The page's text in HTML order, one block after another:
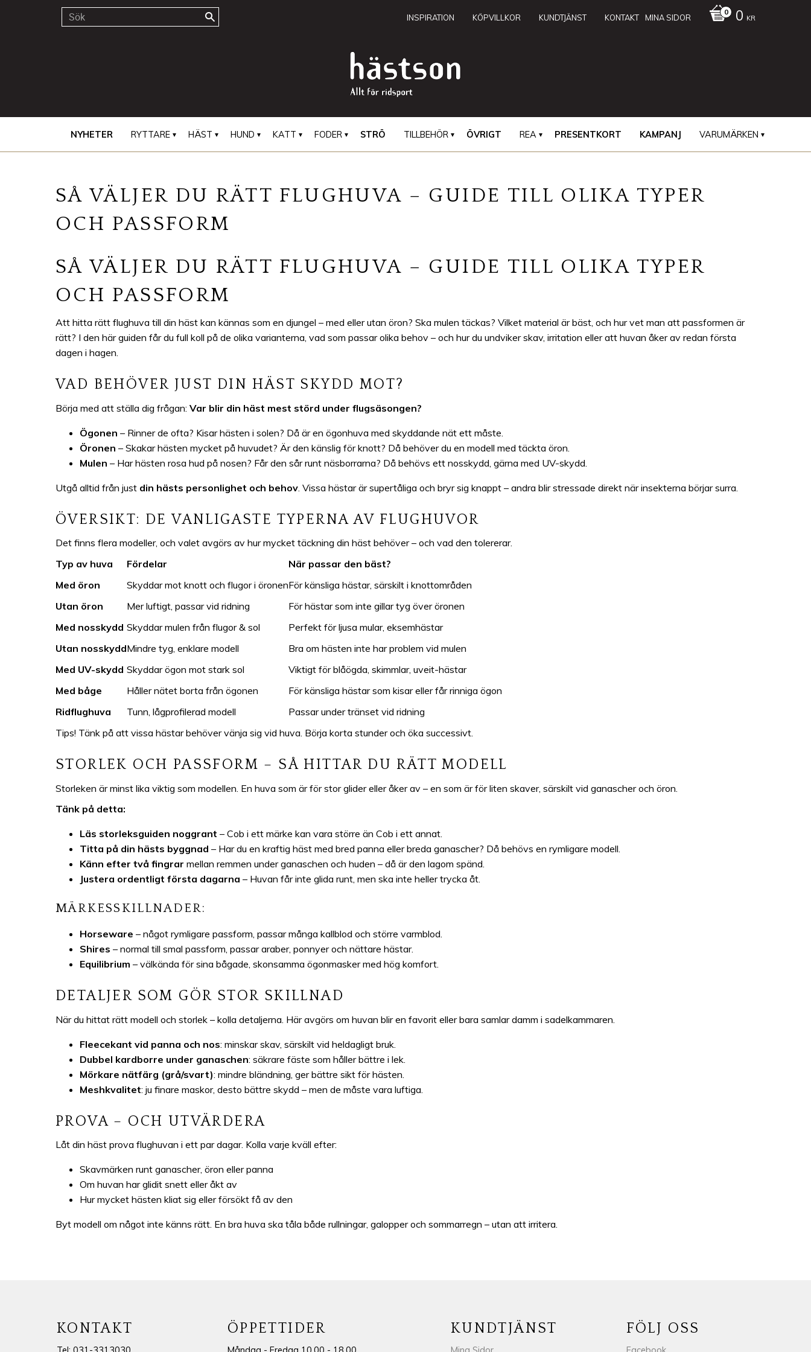
MINA SIDOR
KONTAKT
KUNDTJÄNST
KÖPVILLKOR
INSPIRATION 0 KR
NYHETER RYTTARE HÄST HUND KATT FODER STRÖ TILLBEHÖR ÖVRIGT REA PRESENTKORT KAMPANJ VARUMÄRKEN
SÅ VÄLJER DU RÄTT FLUGHUVA – GUIDE TILL OLIKA TYPER
OCH PASSFORM
SÅ VÄLJER DU RÄTT FLUGHUVA – GUIDE TILL OLIKA TYPER
OCH PASSFORM
Att hitta rätt flughuva till din häst kan kännas som en djungel – med eller utan öron? Ska mulen täckas? Vilket material är bäst, och hur vet man att passformen är
rätt? I den här guiden får du full koll på de olika varianterna, vad som passar olika behov – och hur du undviker skav, irritation eller att huvan åker av redan första
dagen i hagen.
VAD BEHÖVER JUST DIN HÄST SKYDD MOT?
Börja med att ställa dig frågan: Var blir din häst mest störd under flugsäsongen?
Ögonen – Rinner de ofta? Kisar hästen i solen? Då är en ögonhuva med skyddande nät ett måste.
Öronen – Skakar hästen mycket på huvudet? Är den känslig för knott? Då behöver du en modell med täckta öron.
Mulen – Har hästen rosa hud på nosen? Får den sår runt näsborrarna? Då behövs ett nosskydd, gärna med UV-skydd.
Utgå alltid från just din hästs personlighet och behov . Vissa hästar är supertåliga och bryr sig knappt – andra blir stressade direkt när insekterna börjar surra.
ÖVERSIKT: DE VANLIGASTE TYPERNA AV FLUGHUVOR
Det finns flera modeller, och valet avgörs av hur mycket täckning din häst behöver – och vad den tolererar.
Typ av huva
Fördelar
När passar den bäst?
Med öron
Skyddar mot knott och flugor i öronenFör känsliga hästar, särskilt i knottområden
Utan öron
Mer luftigt, passar vid ridning
För hästar som inte gillar tyg över öronen
Med nosskydd Skyddar mulen från flugor & sol
Perfekt för ljusa mular, eksemhästar
Utan nosskyddMindre tyg, enklare modell
Bra om hästen inte har problem vid mulen
Med UV-skydd Skyddar ögon mot stark sol
Viktigt för blåögda, skimmlar, uveit-hästar
Med båge
Håller nätet borta från ögonen
För känsliga hästar som kisar eller får rinniga ögon
Ridflughuva
Tunn, lågprofilerad modell
Passar under tränset vid ridning
Tips! Tänk på att vissa hästar behöver vänja sig vid huva. Börja korta stunder och öka successivt.
STORLEK OCH PASSFORM – SÅ HITTAR DU RÄTT MODELL
Storleken är minst lika viktig som modellen. En huva som är för stor glider eller åker av – en som är för liten skaver, särskilt vid ganascher och öron.
Tänk på detta:
Läs storleksguiden noggrant – Cob i ett märke kan vara större än Cob i ett annat.
Titta på din hästs byggnad – Har du en kraftig häst med bred panna eller breda ganascher? Då behövs en rymligare modell.
Känn efter två fingrar mellan remmen under ganaschen och huden – då är den lagom spänd.
Justera ordentligt första dagarna – Huvan får inte glida runt, men ska inte heller trycka åt.
MÄRKESSKILLNADER:
Horseware – något rymligare passform, passar många kallblod och större varmblod.
Shires – normal till smal passform, passar araber, ponnyer och nättare hästar.
Equilibrium – välkända för sina bågade, skonsamma ögonmasker med hög komfort.
DETALJER SOM GÖR STOR SKILLNAD
När du hittat rätt modell och storlek – kolla detaljerna. Här avgörs om huvan blir en favorit eller bara samlar damm i sadelkammaren.
Fleecekant vid panna och nos: minskar skav, särskilt vid heldagligt bruk.
Dubbel kardborre under ganaschen: säkrare fäste som håller bättre i lek.
Mörkare nätfärg (grå/svart): mindre bländning, ger bättre sikt för hästen.
Meshkvalitet: ju finare maskor, desto bättre skydd – men de måste vara luftiga.
PROVA – OCH UTVÄRDERA
Låt din häst prova flughuvan i ett par dagar. Kolla varje kväll efter:
Skavmärken runt ganascher, öron eller panna
Om huvan har glidit snett eller åkt av
Hur mycket hästen kliat sig eller försökt få av den
Byt modell om något inte känns rätt. En bra huva ska tåla både rullningar, galopper och sommarregn – utan att irritera.
KONTAKT ÖPPETTIDER KUNDTJÄNST FÖLJ OSS